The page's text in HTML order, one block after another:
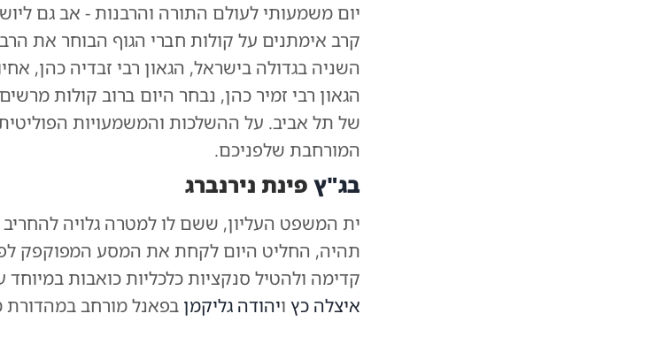
יום משמעותי לעולם התורה והרבנות - אב גם
קרב אימתנים על קולות חברי הגוף הבוחר את
השניה בגדולה בישראל, הגאון רבי זבדיה כהן,
הגאון רבי זמיר כהן, נבחר היום ברוב קולות
של תל אביב. על ההשלכות והמשמעויות
המורחבת שלפניכם.
בג"ץפינת נירנברג
ית המשפט העליון, ששם לו למטרה גלויה
תהיה, החליט היום לקחת את המסע המפוקפק
קדימה ולהטיל סנקציות כלכליות כואבות במיוחד
איצלה כץויהודה גליקמן בפאנל מורחב במהדורת